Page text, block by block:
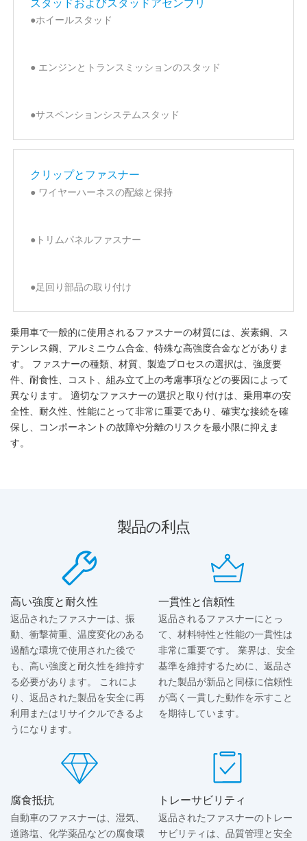
スタッドおよびスタッドアセンブリ
●ホイールスタッド
● エンジンとトランスミッションのスタッド
●サスペンションシステムスタッド
クリップとファスナー
● ワイヤーハーネスの配線と保持
●トリムパネルファスナー
●足回り部品の取り付け
乗用車で一般的に使用されるファスナーの材質には、炭素鋼、ス
テンレス鋼、アルミニウム合金、特殊な高強度合金などがありま
す。 ファスナーの種類、材質、製造プロセスの選択は、強度要
件、耐食性、コスト、組み立て上の考慮事項などの要因によって
異なります。 適切なファスナーの選択と取り付けは、乗用車の安
全性、耐久性、性能にとって非常に重要であり、確実な接続を確
保し、コンポーネントの故障や分離のリスクを最小限に抑えま
す。
製品の利点
高い強度と耐久性
返品されたファスナーは、振
動、衝撃荷重、温度変化のある
過酷な環境で使用された後で
も、高い強度と耐久性を維持す
る必要があります。 これによ
り、返品された製品を安全に再
利用またはリサイクルできるよ
うになります。
一貫性と信頼性
返品されるファスナーにとっ
て、材料特性と性能の一貫性は
非常に重要です。 業界は、安全
基準を維持するために、返品さ
れた製品が新品と同様に信頼性
が高く一貫した動作を示すこと
を期待しています。
腐食抵抗
自動車のファスナーは、湿気、
道路塩、化学薬品などの腐食環
トレーサビリティ
返品されたファスナーのトレー
サビリティは、品質管理と安全